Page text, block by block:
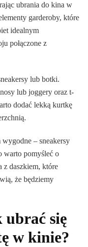
ubrania do kina w
garderoby, które
idealnym
połączone z
lub botki.
lub joggery oraz t-
dodać lekką kurtkę
– sneakersy
warto pomyśleć o
z daszkiem, które
że będziemy
ubrać się
w kinie?